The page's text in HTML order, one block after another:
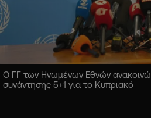
Ο ΓΓ των Ηνωμένων Εθνών
συνάντησης 5+1 για το Κυπριακό